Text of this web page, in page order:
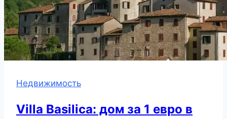
Недвижимость
Villa Basilica: дом за 1 евро в